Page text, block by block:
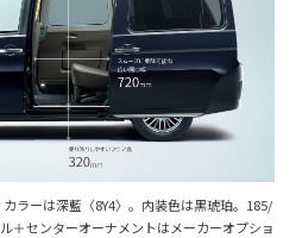
ラーは深藍〈8Y4〉。内装色は黒琥珀。185/
センターオーナメントはメーカーオプショ